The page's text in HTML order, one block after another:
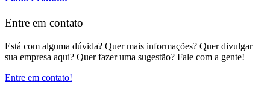
Entre em contato
Está com alguma dúvida? Quer mais informações? Quer divulgar
sua empresa aqui? Quer fazer uma sugestão? Fale com a gente!
Entre em contato!